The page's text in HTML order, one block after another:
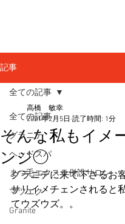
記事
全ての記事
グラニテ
ヘッドスパ
まつ毛エクステ併設サロン
マツエク
Granite
全ての記事
そんな私もイメ
ンジ◯
高橋 敏幸
2021年2月5日 読了時間: 1分
グラニテに来て下さるお
サリイメチェンされると
てウズウズ。。